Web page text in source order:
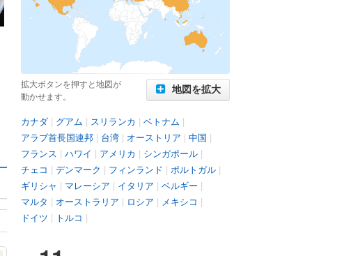
拡大ボタンを押すと地図が
動かせます。
地図を拡大
カナダ | グアム | スリランカ | ベトナム |
アラブ首長国連邦 | 台湾 | オーストリア | 中国 |
フランス | ハワイ | アメリカ | シンガポール |
チェコ | デンマーク | フィンランド | ポルトガル |
ギリシャ | マレーシア | イタリア | ベルギー |
マルタ | オーストラリア | ロシア | メキシコ |
ドイツ | トルコ |